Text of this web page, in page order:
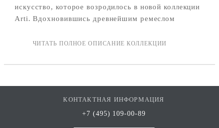
искусство, которое возродилось в новой коллекции
Arti. Вдохновившись древнейшим ремеслом
разработали новый дизайн с сохранением традиций
сей день украшает полы престижных вилл,
КОНТАКТНАЯ ИНФОРМАЦИЯ
+7 (495) 109-00-89